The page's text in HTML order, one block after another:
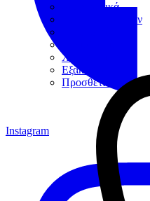
Διαγνωστικά
Αποκαταστάσεων
Χειρουργικής
Εξακτικής
Προσθετικής
Instagram